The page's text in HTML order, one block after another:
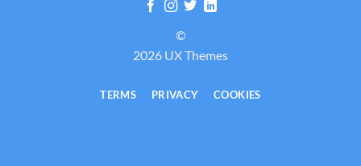
©
2026 UX Themes
TERMS PRIVACY COOKIES